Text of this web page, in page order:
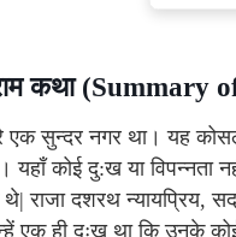
राम कथा
एक सुन्दर नगर था। यह
यहाँ कोई दु:ख या
थे| राजा दशरथ न्यायप्रिय,
एक ही दुःख था कि उनके